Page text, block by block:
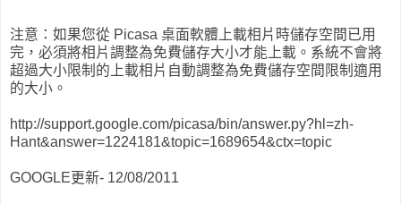
注意：如果您從 Picasa 桌面軟體上載相片時儲存空間已用
完，必須將相片調整為免費儲存大小才能上載。系統不會將
超過大小限制的上載相片自動調整為免費儲存空間限制適用
的大小。
http://support.google.com/picasa/bin/answer.py?hl=zh-
Hant&answer=1224181&topic=1689654&ctx=topic
GOOGLE更新- 12/08/2011